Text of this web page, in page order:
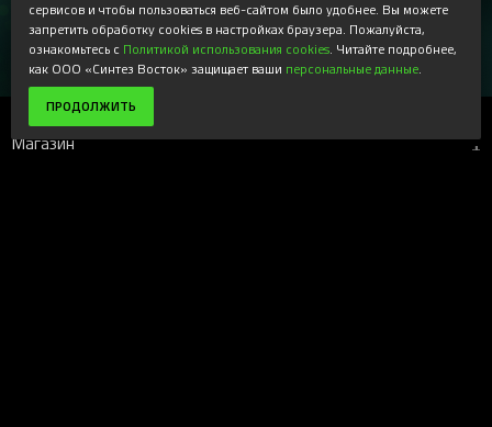
информационные рассылки и специальные предложения,
доступные только для подписчиков. Ознакомьтесь с нашей
Политикой конфиденциальности
Магазин +
сервисов и чтобы пользоваться веб-сайтом было удобнее. Вы можете
запретить обработку cookies в настройках браузера. Пожалуйста,
ознакомьтесь с Политикой использования cookies . Читайте подробнее,
как ООО «Синтез Восток» защищает ваши персональные данные
ПРОДОЛЖИТЬ